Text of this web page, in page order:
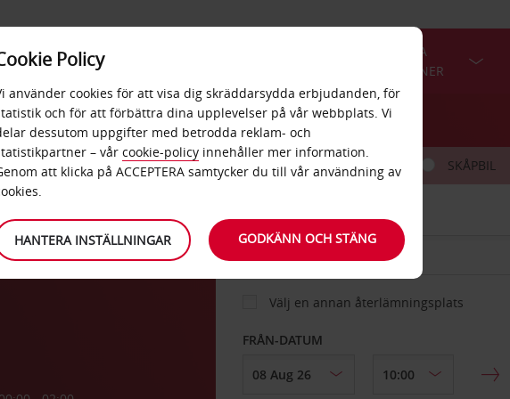
ERBJUDANDEN
POPULÄRA
DESTINATIONER
BIL SKÅPBIL
HÄMTA FRÅN
Välj en annan återlämningsplats
FRÅN-DATUM
Policy
använder cookies för att visa dig skräddarsydda erbjudanden, för
och för att förbättra dina upplevelser på vår webbplats. Vi
dessutom uppgifter med betrodda reklam- och
– vår cookie-policy innehåller mer information.
att klicka på ACCEPTERA samtycker du till vår användning av
HANTERA INSTÄLLNINGAR GODKÄNN OCH STÄNG